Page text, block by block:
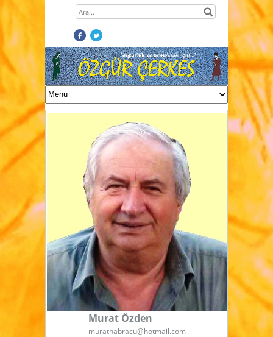
Murat Özden
murathabracu@hotmail.com